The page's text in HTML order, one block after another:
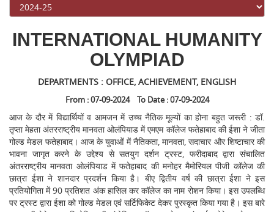
INTERNATIONAL HUMANITY
OLYMPIAD
DEPARTMENTS : OFFICE, ACHIEVEMENT, ENGLISH
From : 07-09-2024 To Date : 07-09-2024
आज के दौर में विद्यार्थियों व आमजन में उच्च नैतिक मूल्यों का होना बहुत जरूरी : डॉ.
तृप्ता मेहता अंतरराष्ट्रीय मानवता ओलंपियाड में एमएम कॉलेज फतेहाबाद की ईशा ने जीता
गोल्ड मेडल फतेहाबाद। आज के युवाओं में नैतिकता, मानवता, सदाचार और शिष्टाचार की
भावना जागृत करने के उद्देश्य से सतयुग दर्शन ट्रस्ट, फरीदाबाद द्वारा संचालित
अंतरराष्ट्रीय मानवता ओलंपियाड में फतेहाबाद की मनोहर मैमोरियल पीजी कॉलेज की
छात्रा ईशा ने शानदार प्रदर्शन किया है। बीए द्वितीय वर्ष की छात्रा ईशा ने इस
प्रतियोगिता में 90 प्रतिशत अंक हासिल कर कॉलेज का नाम रोशन किया। इस उपलब्धि
पर ट्रस्ट द्वारा ईशा को गोल्ड मेडल एवं सर्टिफिकेट देकर पुरस्कृत किया गया है। इस बारे